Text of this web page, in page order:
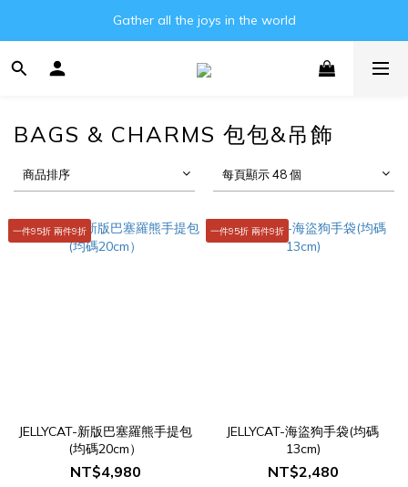
Gather all the joys in the world
Gather all the joys in the world
消費滿3000元即可享免運費!!
BAGS & CHARMS 包包&吊飾
商品排序 每頁顯示 48 個
一件95折 兩件9折
JELLYCAT-新版巴塞羅熊手提包
(均碼20cm）
NT$4,980
一件95折 兩件9折
JELLYCAT-海盜狗手袋(均碼
13cm)
NT$2,480